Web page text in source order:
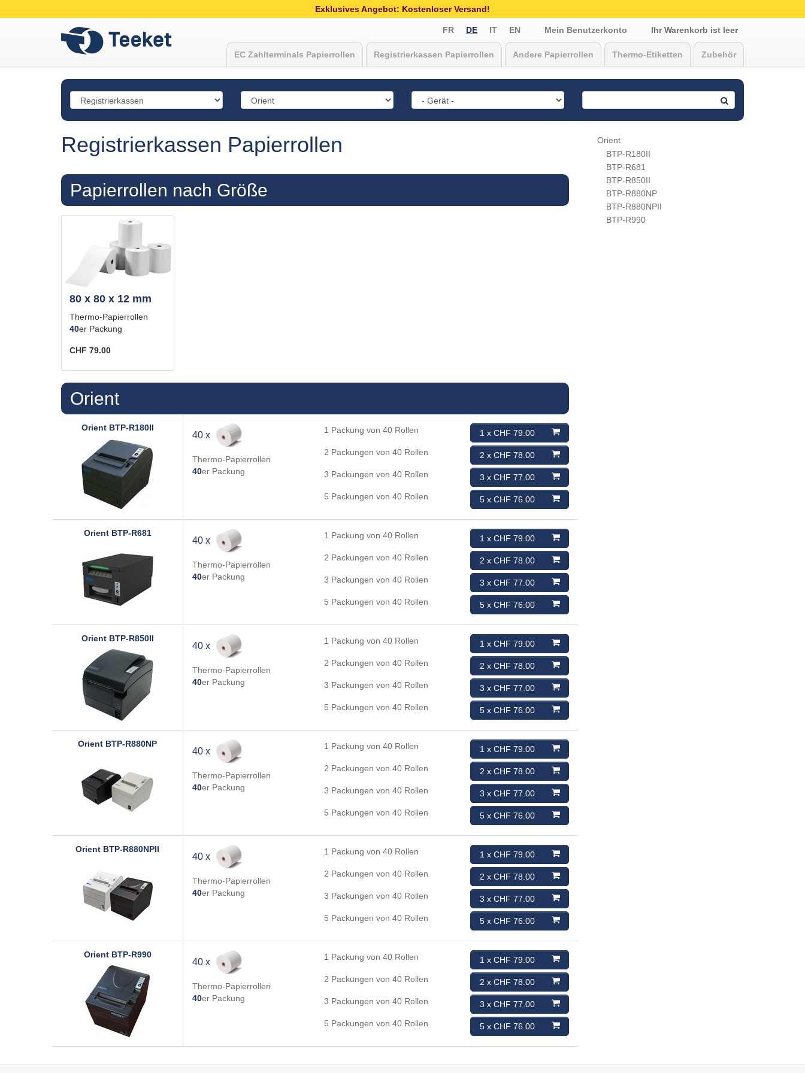
Exklusives Angebot: Kostenloser Versand!
Ihr Warenkorb ist leer
Mein Benutzerkonto
FR DE IT EN
EC Zahlterminals Papierrollen Registrierkassen Papierrollen Andere Papierrollen Thermo-Etiketten Zubehör
Registrierkassen Papierrollen
Papierrollen nach Größe
80 x 80 x 12 mm
Thermo-Papierrollen
40er Packung
CHF 79.00
Orient
Orient BTP-R180II
40 x
Thermo-Papierrollen
40er Packung
1 x CHF 79.00
1 Packung von 40 Rollen
2 x CHF 78.00
2 Packungen von 40 Rollen
3 x CHF 77.00
3 Packungen von 40 Rollen
5 x CHF 76.00
5 Packungen von 40 Rollen
Orient BTP-R681
40 x
Thermo-Papierrollen
40er Packung
1 x CHF 79.00
1 Packung von 40 Rollen
2 x CHF 78.00
2 Packungen von 40 Rollen
3 x CHF 77.00
3 Packungen von 40 Rollen
5 x CHF 76.00
5 Packungen von 40 Rollen
Orient BTP-R850II
40 x
Thermo-Papierrollen
40er Packung
1 x CHF 79.00
1 Packung von 40 Rollen
2 x CHF 78.00
2 Packungen von 40 Rollen
3 x CHF 77.00
3 Packungen von 40 Rollen
5 x CHF 76.00
5 Packungen von 40 Rollen
Orient BTP-R880NP
40 x
Thermo-Papierrollen
40er Packung
1 x CHF 79.00
1 Packung von 40 Rollen
2 x CHF 78.00
2 Packungen von 40 Rollen
3 x CHF 77.00
3 Packungen von 40 Rollen
5 x CHF 76.00
5 Packungen von 40 Rollen
Orient BTP-R880NPII
40 x
Thermo-Papierrollen
40er Packung
1 x CHF 79.00
1 Packung von 40 Rollen
2 x CHF 78.00
2 Packungen von 40 Rollen
3 x CHF 77.00
3 Packungen von 40 Rollen
5 x CHF 76.00
5 Packungen von 40 Rollen
Orient BTP-R990
40 x
Thermo-Papierrollen
40er Packung
1 x CHF 79.00
1 Packung von 40 Rollen
2 x CHF 78.00
2 Packungen von 40 Rollen
3 x CHF 77.00
3 Packungen von 40 Rollen
5 x CHF 76.00
5 Packungen von 40 Rollen
Orient
BTP-R180II
BTP-R681
BTP-R850II
BTP-R880NP
BTP-R880NPII
BTP-R990